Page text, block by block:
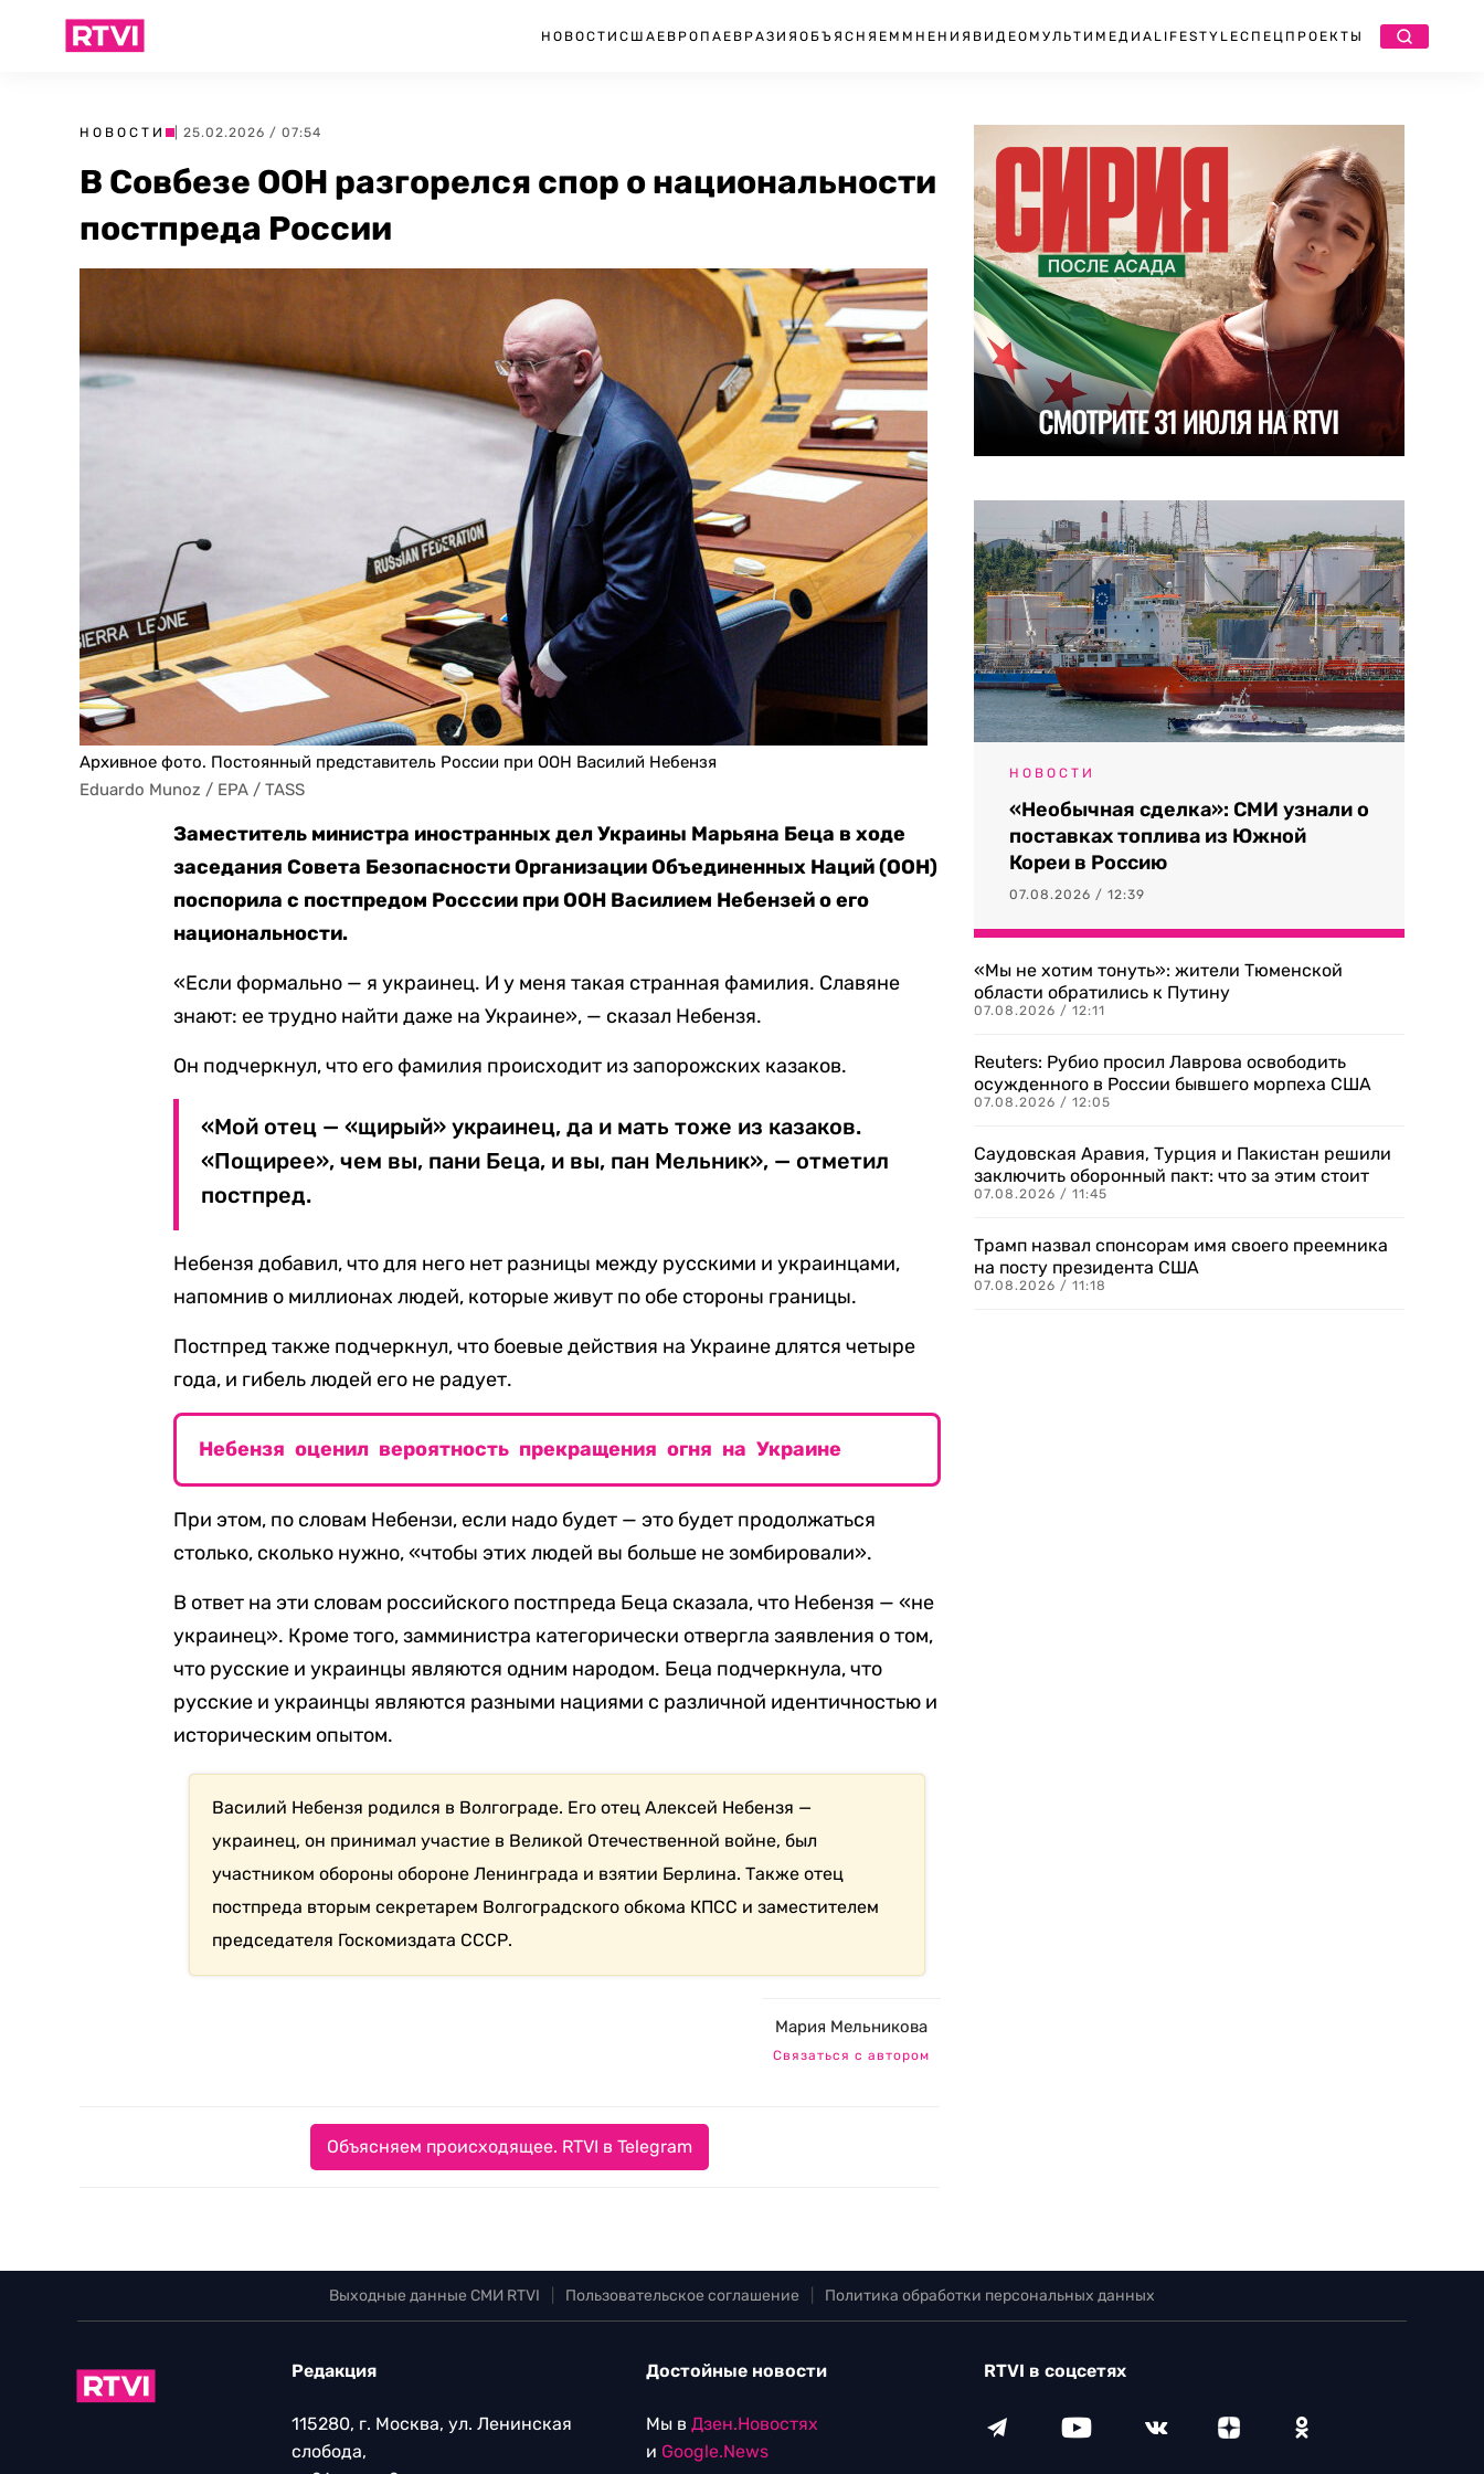
НОВОСТИ США ЕВРОПА ЕВРАЗИЯ ОБЪЯСНЯЕМ МНЕНИЯ ВИДЕО МУЛЬТИМЕДИА LIFESTYLEСПЕЦПРОЕКТЫ
НОВОСТИ | 25.02.2026 / 07:54
В Совбезе ООН разгорелся спор о национальности
постпреда России
Архивное фото. Постоянный представитель России при ООН Василий Небензя
Eduardo Munoz / EPA / TASS
Заместитель министра иностранных дел Украины Марьяна Беца в ходе
заседания Совета Безопасности Организации Объединенных Наций (ООН)
поспорила с постпредом Росссии при ООН Василием Небензей о его
национальности.
«Если формально — я украинец. И у меня такая странная фамилия. Славяне
знают: ее трудно найти даже на Украине», — сказал Небензя.
Он подчеркнул, что его фамилия происходит из запорожских казаков.
«Мой отец — «щирый» украинец, да и мать тоже из казаков.
«Пощирее», чем вы, пани Беца, и вы, пан Мельник», — отметил
постпред.
Небензя добавил, что для него нет разницы между русскими и украинцами,
напомнив о миллионах людей, которые живут по обе стороны границы.
Постпред также подчеркнул, что боевые действия на Украине длятся четыре
года, и гибель людей его не радует.
Небензя оценил вероятность прекращения огня на Украине
При этом, по словам Небензи, если надо будет — это будет продолжаться
столько, сколько нужно, «чтобы этих людей вы больше не зомбировали».
В ответ на эти словам российского постпреда Беца сказала, что Небензя — «не
украинец». Кроме того, замминистра категорически отвергла заявления о том,
что русские и украинцы являются одним народом. Беца подчеркнула, что
русские и украинцы являются разными нациями с различной идентичностью и
историческим опытом.
Василий Небензя родился в Волгограде. Его отец Алексей Небензя —
украинец, он принимал участие в Великой Отечественной войне, был
участником обороны обороне Ленинграда и взятии Берлина. Также отец
постпреда вторым секретарем Волгоградского обкома КПСС и заместителем
председателя Госкомиздата СССР.
Мария Мельникова
Связаться с автором
Объясняем происходящее. RTVI в Telegram
НОВОСТИ
«Необычная сделка»: СМИ узнали о
поставках топлива из Южной
Кореи в Россию
07.08.2026 / 12:39
«Мы не хотим тонуть»: жители Тюменской
области обратились к Путину
07.08.2026 / 12:11
Reuters: Рубио просил Лаврова освободить
осужденного в России бывшего морпеха США
07.08.2026 / 12:05
Саудовская Аравия, Турция и Пакистан решили
заключить оборонный пакт: что за этим стоит
07.08.2026 / 11:45
Трамп назвал спонсорам имя своего преемника
на посту президента США
07.08.2026 / 11:18
Выходные данные СМИ RTVI Пользовательское соглашение Политика обработки персональных данных
Редакция
115280, г. Москва, ул. Ленинская
слобода,
Достойные новости
Мы в Дзен.Новостях
и Google.News
RTVI в соцсетях